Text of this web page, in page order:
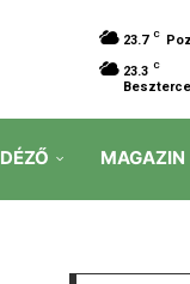
23.7 C
23.3 C
MAGAZIN